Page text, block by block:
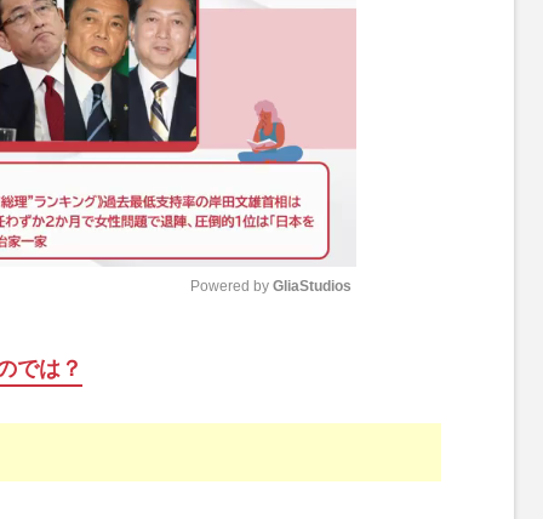
t
Powered by GliaStudios
では？